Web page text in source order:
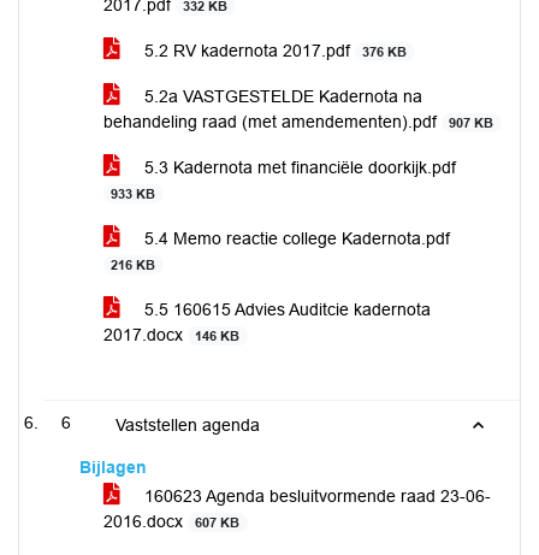
2017.pdf 332 KB
5.2 RV kadernota 2017.pdf 376 KB
5.2a VASTGESTELDE Kadernota na
behandeling raad (met amendementen).pdf
907 KB
5.3 Kadernota met financiële doorkijk.pdf
933 KB
5.4 Memo reactie college Kadernota.pdf
216 KB
5.5 160615 Advies Auditcie kadernota
2017.docx
146 KB
6 Vaststellen agenda
Bijlagen
160623 Agenda besluitvormende raad 23-06-
2016.docx
607 KB